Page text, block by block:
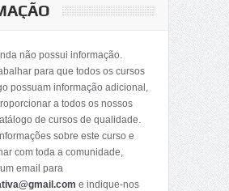
não possui informação.
para que todos os cursos
possuam informação adicional,
a todos os nossos
de cursos de qualidade.
sobre este curso e
com toda a comunidade,
email para
e indique-nos